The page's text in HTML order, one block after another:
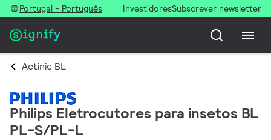
Portugal - Português InvestidoresSubscrever newsletter
Actinic BL
Philips Eletrocutores para insetos BL
PL-S/PL-L